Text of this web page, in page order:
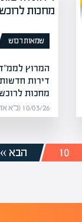
שמאות רכוש
המרוץ
דירות
מחכות
10/03/26 (כ״א אדר תשפ״ו) | מערכת אפיק
10 הבא »